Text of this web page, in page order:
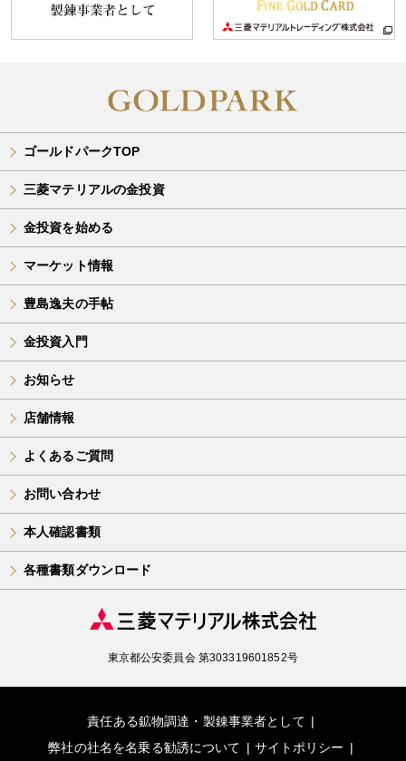
ゴールドパークTOP
三菱マテリアルの金投資
金投資を始める
マーケット情報
豊島逸夫の手帖
金投資入門
お知らせ
店舗情報
よくあるご質問
お問い合わせ
本人確認書類
各種書類ダウンロード
東京都公安委員会 第303319601852号
責任ある鉱物調達・製錬事業者として
弊社の社名を名乗る勧誘について
サイトポリシー